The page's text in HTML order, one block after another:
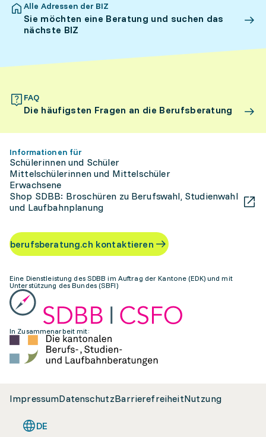
Alle Adressen der BIZ
Sie möchten eine Beratung und suchen das
nächste BIZ
FAQ
Die häufigsten Fragen an die Berufsberatung
Informationen für
Schülerinnen und Schüler
Mittelschülerinnen und Mittelschüler
Erwachsene
Shop SDBB: Broschüren zu Berufswahl, Studienwahl
und Laufbahnplanung
berufsberatung.ch kontaktieren
Eine Dienstleistung des SDBB im Auftrag der Kantone (EDK) und mit
Unterstützung des Bundes (SBFI)
In Zusammenarbeit mit:
ImpressumDatenschutzBarrierefreiheitNutzung
DE